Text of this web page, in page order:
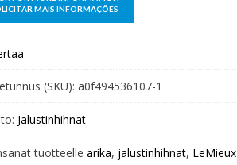
(SKU): a0f494536107-1
Jalustinhihnat
tuotteelle arika, jalustinhihnat, LeMieux